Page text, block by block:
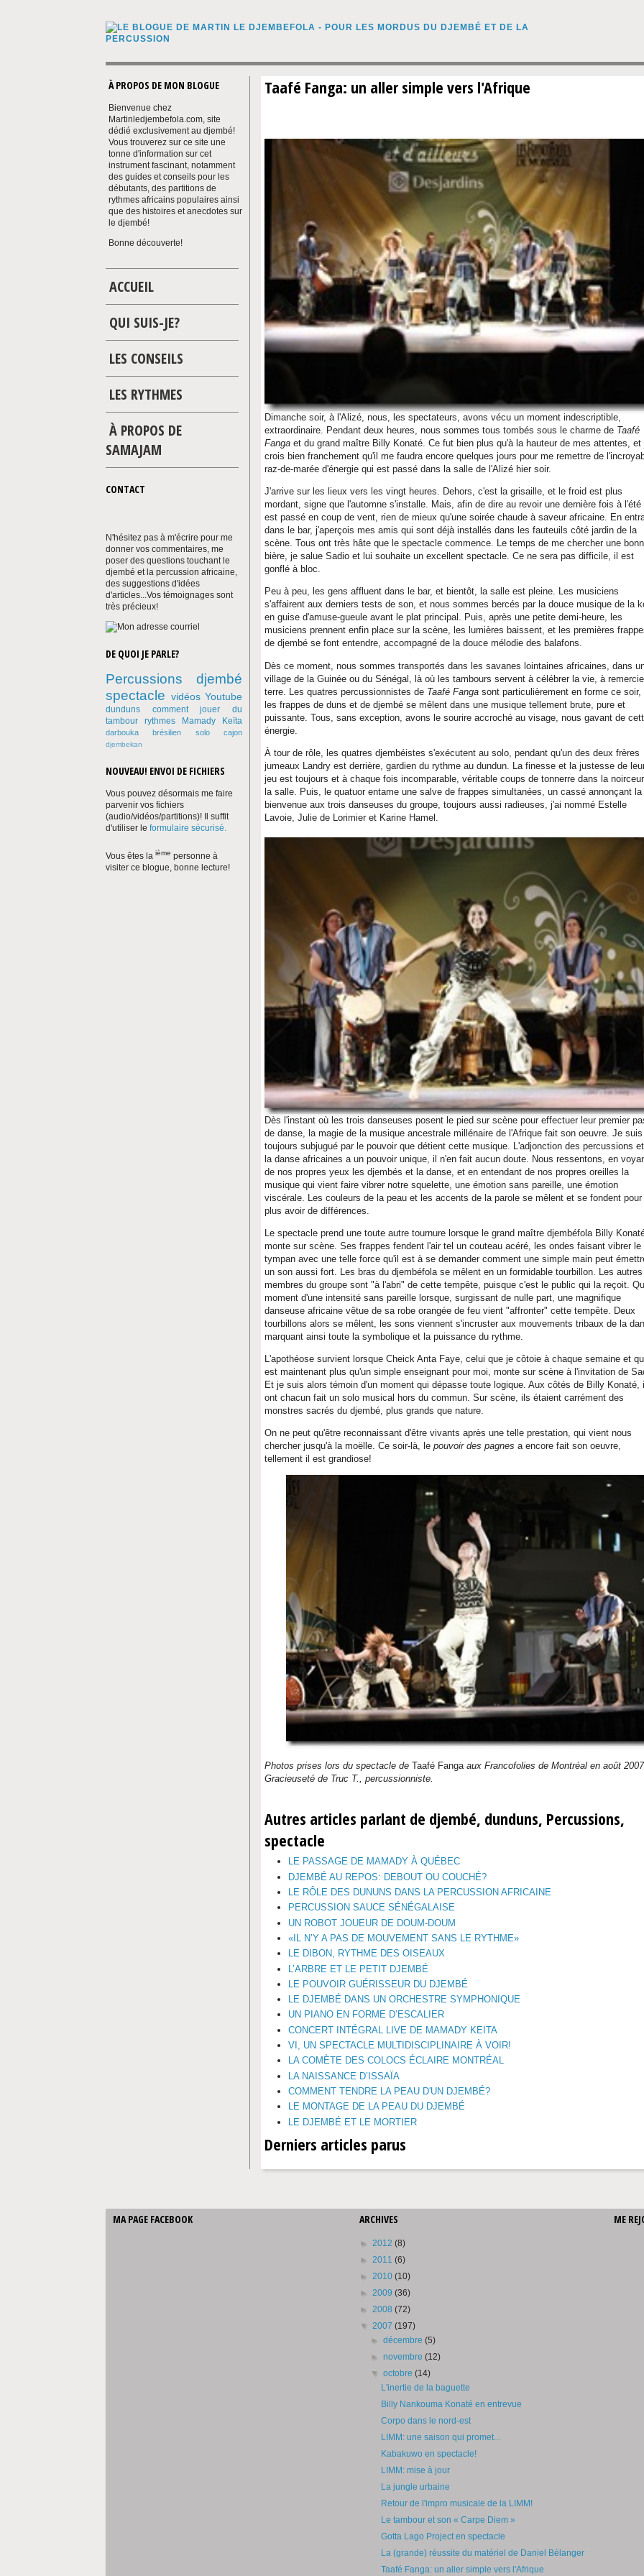
Taafé Fanga: un aller simple vers l'Afrique
Dimanche soir, à l'Alizé, nous, les spectateurs, avons vécu un moment indescriptible,
extraordinaire. Pendant deux heures, nous sommes tous tombés sous le charme de Taafé
Fanga et du grand maître Billy Konaté. Ce fut bien plus qu'à la hauteur de mes attentes, et
crois bien franchement qu'il me faudra encore quelques jours pour me remettre de
raz-de-marée d'énergie qui est passé dans la salle de l'Alizé hier soir.
J'arrive sur les lieux vers les vingt heures. Dehors, c'est la grisaille, et le froid est plus
mordant, signe que l'automne s'installe. Mais, afin de dire au revoir une dernière fois à l'été
est passé en coup de vent, rien de mieux qu'une soirée chaude à saveur africaine. En
dans le bar, j'aperçois mes amis qui sont déjà installés dans les fauteuils côté jardin de la
scène. Tous ont très hâte que le spectacle commence. Le temps de me chercher une
bière, je salue Sadio et lui souhaite un excellent spectacle. Ce ne sera pas difficile, il est
gonflé à bloc.
Peu à peu, les gens affluent dans le bar, et bientôt, la salle est pleine. Les musiciens
s'affairent aux derniers tests de son, et nous sommes bercés par la douce musique de la
en guise d'amuse-gueule avant le plat principal. Puis, après une petite demi-heure, les
musiciens prennent enfin place sur la scène, les lumières baissent, et les premières
de djembé se font entendre, accompagné de la douce mélodie des balafons.
Dès ce moment, nous sommes transportés dans les savanes lointaines africaines, dans
village de la Guinée ou du Sénégal, là où les tambours servent à célébrer la vie, à
terre. Les quatres percussionnistes de Taafé Fanga sont particulièrement en forme ce soir,
les frappes de duns et de djembé se mêlent dans une musique tellement brute, pure et
puissante. Tous, sans exception, avons le sourire accroché au visage, nous gavant de
énergie.
À tour de rôle, les quatres djembéistes s'exécutent au solo, pendant qu'un des deux frères
jumeaux Landry est derrière, gardien du rythme au dundun. La finesse et la justesse de
jeu est toujours et à chaque fois incomparable, véritable coups de tonnerre dans la
la salle. Puis, le quatuor entame une salve de frappes simultanées, un cassé annonçant la
bienvenue aux trois danseuses du groupe, toujours aussi radieuses, j'ai nommé Estelle
Lavoie, Julie de Lorimier et Karine Hamel.
Dès l'instant où les trois danseuses posent le pied sur scène pour effectuer leur premier
de danse, la magie de la musique ancestrale millénaire de l'Afrique fait son oeuvre. Je suis
toujours subjugué par le pouvoir que détient cette musique. L'adjonction des percussions
la danse africaines a un pouvoir unique, il n'en fait aucun doute. Nous ressentons, en
de nos propres yeux les djembés et la danse, et en entendant de nos propres oreilles la
musique qui vient faire vibrer notre squelette, une émotion sans pareille, une émotion
viscérale. Les couleurs de la peau et les accents de la parole se mêlent et se fondent pour
plus avoir de différences.
Le spectacle prend une toute autre tournure lorsque le grand maître djembéfola Billy
monte sur scène. Ses frappes fendent l'air tel un couteau acéré, les ondes faisant vibrer le
tympan avec une telle force qu'il est à se demander comment une simple main peut
un son aussi fort. Les bras du djembéfola se mêlent en un formidable tourbillon. Les autres
membres du groupe sont "à l'abri" de cette tempête, puisque c'est le public qui la reçoit.
moment d'une intensité sans pareille lorsque, surgissant de nulle part, une magnifique
danseuse africaine vêtue de sa robe orangée de feu vient "affronter" cette tempête. Deux
tourbillons alors se mêlent, les sons viennent s'incruster aux mouvements tribaux de la
marquant ainsi toute la symbolique et la puissance du rythme.
L'apothéose survient lorsque Cheick Anta Faye, celui que je côtoie à chaque semaine et
est maintenant plus qu'un simple enseignant pour moi, monte sur scène à l'invitation de
Et je suis alors témoin d'un moment qui dépasse toute logique. Aux côtés de Billy Konaté,
ont chacun fait un solo musical hors du commun. Sur scène, ils étaient carrément des
monstres sacrés du djembé, plus grands que nature.
On ne peut qu'être reconnaissant d'être vivants après une telle prestation, qui vient nous
chercher jusqu'à la moëlle. Ce soir-là, le pouvoir des pagnes a encore fait son oeuvre,
tellement il est grandiose!
Photos prises lors du spectacle de Taafé Fanga aux Francofolies de Montréal en août
Gracieuseté de Truc T., percussionniste.
Autres articles parlant de djembé, dunduns, Percussions,
spectacle
LE PASSAGE DE MAMADY À QUÉBEC
DJEMBÉ AU REPOS: DEBOUT OU COUCHÉ?
LE RÔLE DES DUNUNS DANS LA PERCUSSION AFRICAINE
PERCUSSION SAUCE SÉNÉGALAISE
UN ROBOT JOUEUR DE DOUM-DOUM
«IL N’Y A PAS DE MOUVEMENT SANS LE RYTHME»
LE DIBON, RYTHME DES OISEAUX
L’ARBRE ET LE PETIT DJEMBÉ
LE POUVOIR GUÉRISSEUR DU DJEMBÉ
LE DJEMBÉ DANS UN ORCHESTRE SYMPHONIQUE
UN PIANO EN FORME D’ESCALIER
CONCERT INTÉGRAL LIVE DE MAMADY KEITA
VI, UN SPECTACLE MULTIDISCIPLINAIRE À VOIR!
LA COMÈTE DES COLOCS ÉCLAIRE MONTRÉAL
LA NAISSANCE D’ISSAÏA
COMMENT TENDRE LA PEAU D'UN DJEMBÉ?
LE MONTAGE DE LA PEAU DU DJEMBÉ
LE DJEMBÉ ET LE MORTIER
Derniers articles parus
À PROPOS DE MON BLOGUE
Bienvenue chez
Martinledjembefola.com, site
dédié exclusivement au djembé!
Vous trouverez sur ce site une
tonne d'information sur cet
instrument fascinant, notamment
des guides et conseils pour les
débutants, des partitions de
rythmes africains populaires ainsi
que des histoires et anecdotes sur
le djembé!
Bonne découverte!
ACCUEIL
QUI SUIS-JE?
LES CONSEILS
LES RYTHMES
À PROPOS DE
SAMAJAM
CONTACT
N'hésitez pas à m'écrire pour me
donner vos commentaires, me
poser des questions touchant le
djembé et la percussion africaine,
des suggestions d'idées
d'articles...Vos témoignages sont
très précieux!
DE QUOI JE PARLE?
Percussions
djembé
spectacle vidéos Youtube
dunduns
comment jouer du
tambour
rythmes Mamady Keïta
darbouka brésilien solo cajon
djembekan
NOUVEAU! ENVOI DE FICHIERS
Vous pouvez désormais me faire
parvenir vos fichiers
(audio/vidéos/partitions)! Il suffit
d'utiliser le formulaire sécurisé.
Vous êtes la ième personne à
visiter ce blogue, bonne lecture!
MA PAGE FACEBOOK ARCHIVES
►2012(8)
►2011(6)
►2010(10)
►2009(36)
►2008(72)
▼2007(197)
► décembre (5)
► novembre (12)
▼ octobre (14)
L'inertie de la baguette
Billy Nankouma Konaté en entrevue
Corpo dans le nord-est
LIMM: une saison qui promet...
Kabakuwo en spectacle!
LIMM: mise à jour
La jungle urbaine
Retour de l'impro musicale de la LIMM!
Le tambour et son « Carpe Diem »
Gotta Lago Project en spectacle
La (grande) réussite du matériel de Daniel Bélanger
Taafé Fanga: un aller simple vers l'Afrique
ME